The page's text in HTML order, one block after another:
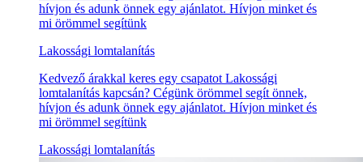
hívjon és adunk önnek egy ajánlatot. Hívjon minket és
mi örömmel segítünk
Lakossági lomtalanítás
Kedvező árakkal keres egy csapatot Lakossági
lomtalanítás kapcsán? Cégünk örömmel segít önnek,
hívjon és adunk önnek egy ajánlatot. Hívjon minket és
mi örömmel segítünk
Lakossági lomtalanítás